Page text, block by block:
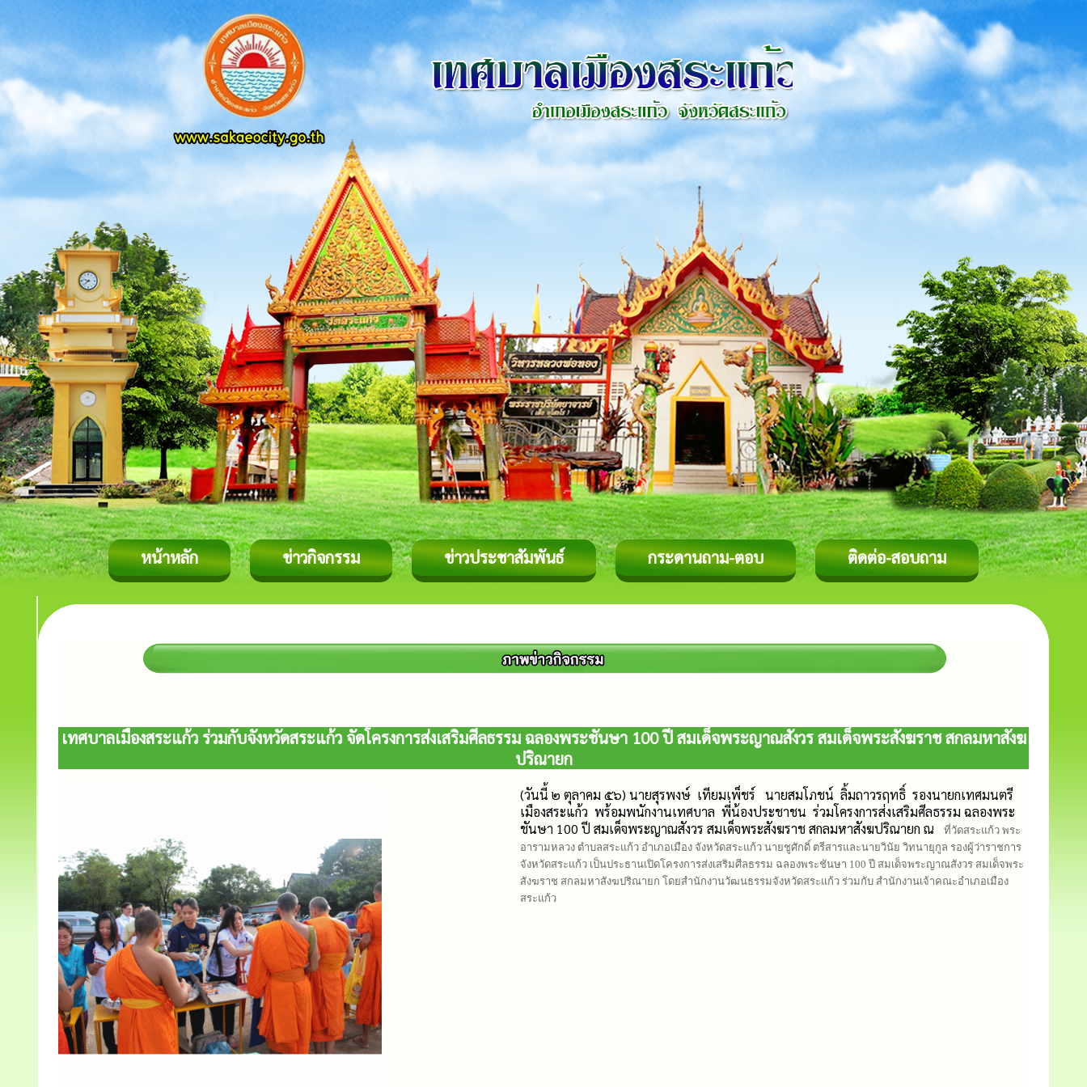
หน้าหลัก ข่าวกิจกรรม ข่าวประชาสัมพันธ์ กระดานถาม-ตอบ ติดต่อ-สอบถาม
เทศบาลเมืองสระแก้ว ร่วมกับจังหวัดสระแก้ว จัดโครงการส่งเสริมศีลธรรม ฉลองพระชันษา 100 ปี สมเด็จพระญาณสังวร สมเด็จพระสังฆราช สกลมหาสังฆ
ปริณายก
(วันนี้ ๒ ตุลาคม ๕๖) นายสุรพงษ์ เทียมเพ็ชร์ นายสมโภชน์ ลิ้มถาวรฤทธิ์ รองนายกเทศมนตรี
เมืองสระแก้ว พร้อมพนักงานเทศบาล พี่น้องประชาชน ร่วมโครงการส่งเสริมศีลธรรม ฉลองพระ
ชันษา 100 ปี สมเด็จพระญาณสังวร สมเด็จพระสังฆราช สกลมหาสังฆปริณายก ณ
ที่วัดสระแก้ว พระ
อารามหลวง ตำบลสระแก้ว อำเภอเมือง จังหวัดสระแก้ว นายชูศักดิ์ ตรีสารและนายวินัย วิทนายุกูล รองผู้ว่าราชการ
จังหวัดสระแก้ว เป็นประธานเปิดโครงการส่งเสริมศีลธรรม ฉลองพระชันษา 100 ปี สมเด็จพระญาณสังวร สมเด็จพระ
สังฆราช สกลมหาสังฆปริณายก โดยสำนักงานวัฒนธรรมจังหวัดสระแก้ว ร่วมกับ สำนักงานเจ้าคณะอำเภอเมือง
สระแก้ว